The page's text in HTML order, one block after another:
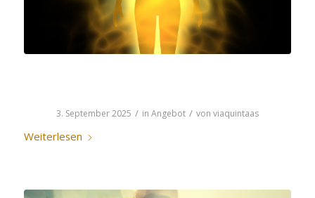
3. September 2025 / in Angebot / von viaquintaas
Weiterlesen